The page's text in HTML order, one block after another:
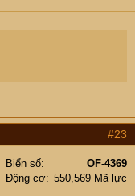
#23
Biển số
OF-4369
Động cơ
550,569 Mã lực